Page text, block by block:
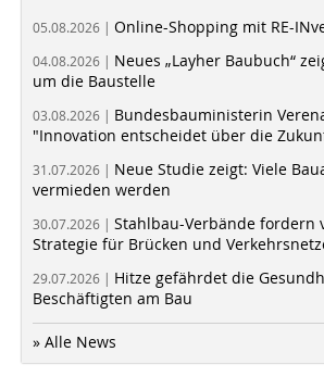
05.08.2026 | Online-Shopping mit RE-
04.08.2026 | Neues „Layher Baubuch“
um die Baustelle
03.08.2026 | Bundesbauministerin
"Innovation entscheidet über die
31.07.2026 | Neue Studie zeigt: Viele
vermieden werden
30.07.2026 | Stahlbau-Verbände fordern
Strategie für Brücken und
29.07.2026 | Hitze gefährdet die
Beschäftigten am Bau
» Alle News